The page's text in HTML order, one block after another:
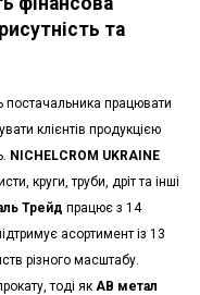
та
працювати
клієнтів продукцією
NICHELCROM UKRAINE
круги, труби, дріт та інші
Трейд працює з 14
асортимент із 13
різного масштабу.
тоді як АВ метал